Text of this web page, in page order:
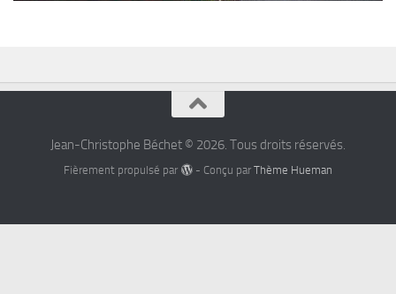
Jean-Christophe Béchet © 2026. Tous droits réservés.
Fièrement propulsé par - Conçu par Thème Hueman